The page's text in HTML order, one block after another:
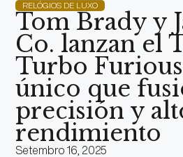
RELÓGIOS DE LUXO
Tom Brady y
Co. lanzan el
Turbo
único que
precisión y
rendimiento
Setembro 16, 2025